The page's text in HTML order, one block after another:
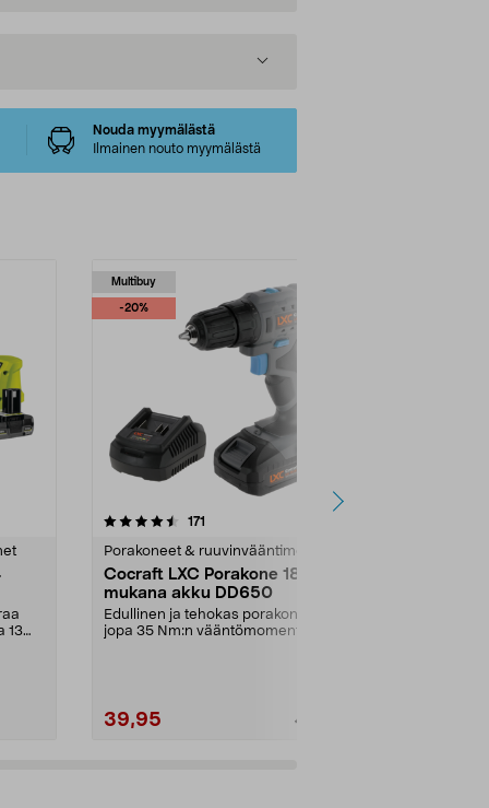
Nouda myymälästä
Ilmainen nouto myymälästä
13
Multibuy
-20%
171
Porakoneet & ruuvinvääntimet
Cocraft LXC Porakone 18 V,
mukana akku DD650
Edullinen ja tehokas porakone
jopa 35 Nm:n vääntömomentilla.
39,95 49,95
4.5 viidestä